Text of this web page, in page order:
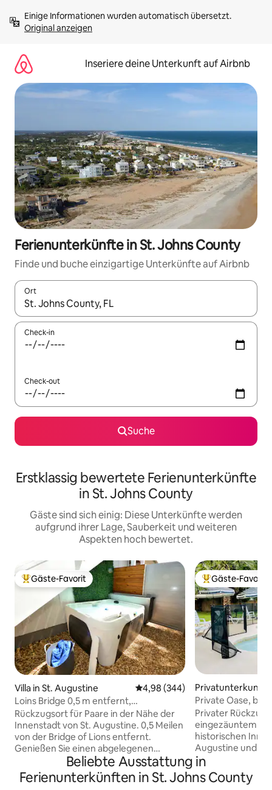
Inhalten
springenOriginal anzeigen
Inseriere deine Unterkunft auf Airbnb
Ferienunterkünfte in St. Johns County
Finde und buche einzigartige Unterkünfte auf Airbnb
Ort
Wenn Ergebnisse verfügbar sind, navigiere mit den
Check-in
Check-out
Suche
Erstklassig bewertete Ferienunterkünfte
in St. Johns County
Gäste sind sich einig: Diese Unterkünfte werden
aufgrund ihrer Lage, Sauberkeit und weiteren
Aspekten hoch bewertet.
Beliebter Gäste-Favorit.
Gäste-Favorit
Villa in St. Augustine Durchschnittliche Bewertung:
4,98 (344)
Loins Bridge 0,5 m entfernt,
2 Schlafzimmer, privater Whirlpool
Rückzugsort für Paare in der Nähe der
Innenstadt von St. Augustine. 0,5 Meilen
von der Bridge of Lions entfernt.
Genießen Sie einen abgelegenen
Innenhof, einen entspannenden
Wasserbrunnen und einen neuen
Whirlpool für 4 Personen. Entspanne
Beliebter Gäste-
Gäste-Favorit
Privatunterkunft
ne
Private Oase,
die Erwartungen
Privater
eingezäuntem
historischen
Augustine und
Dieses
eine perfekte
Entspannung,
Beliebte Ausstattung in
Ferienunterkünften in St. Johns County